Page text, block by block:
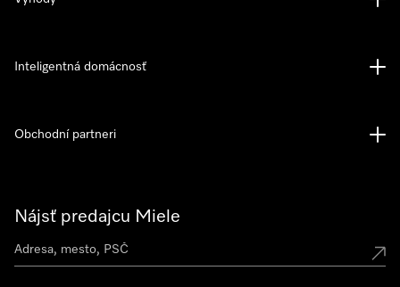
Nájsť predajcu Miele
Inteligentná domácnosť
Obchodní partneri